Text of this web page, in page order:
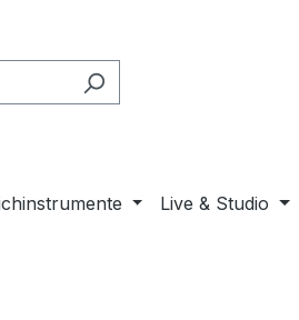
Live & Studio